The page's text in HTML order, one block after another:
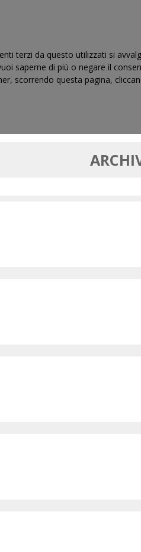
terzi da questo utilizzati si
saperne di più o negare il
scorrendo questa pagina,